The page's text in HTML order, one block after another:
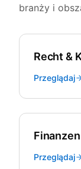
branży i
Recht &
Przeglądaj
Przeglądaj